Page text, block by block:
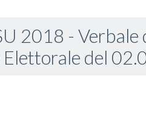
2018 - Verbale
Elettorale del